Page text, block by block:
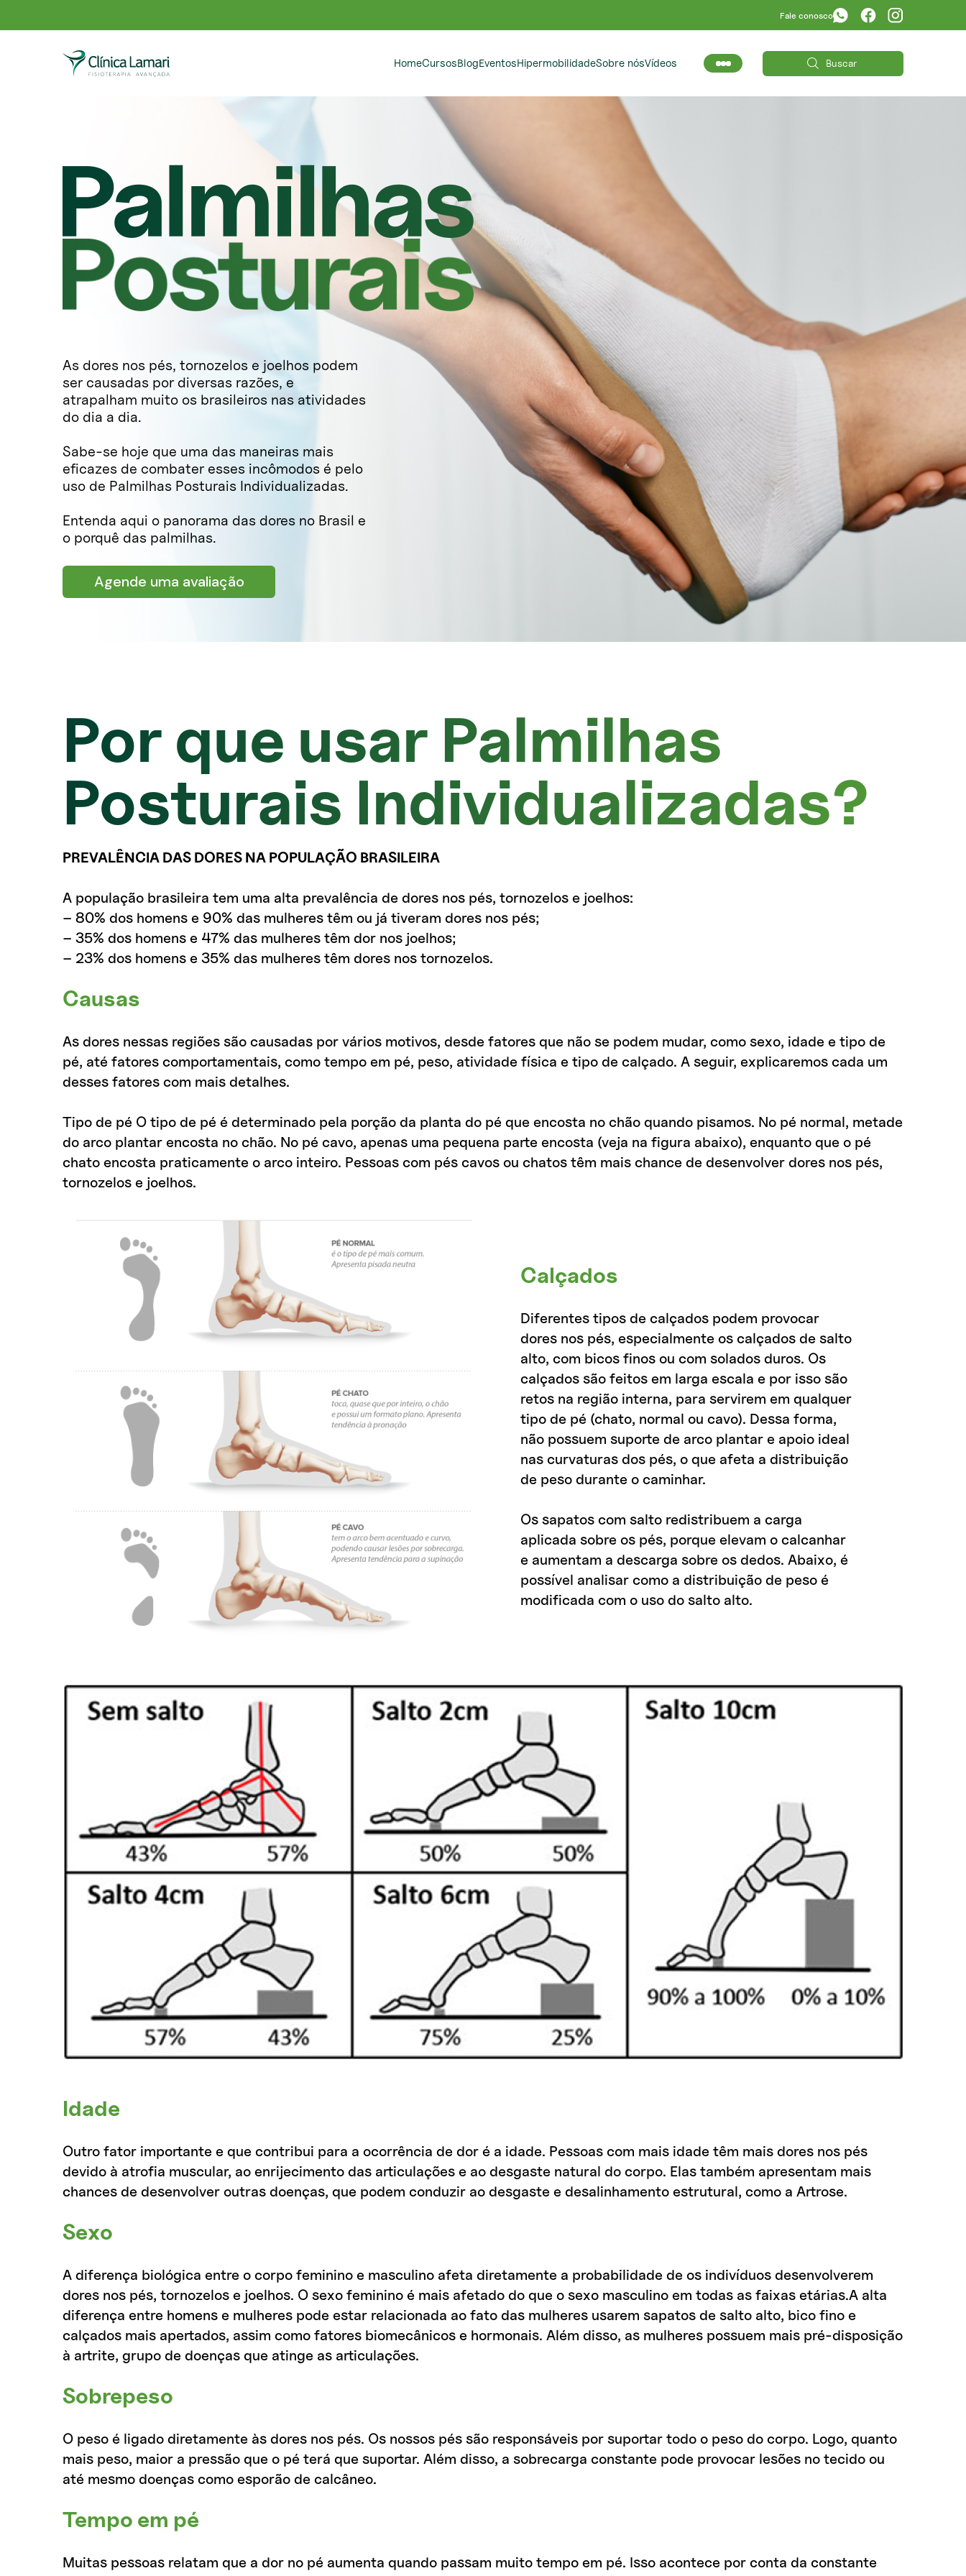
Fale conosco
HomeCursosBlogEventosHipermobilidadeSobre nósVídeos
As dores nos pés, tornozelos e joelhos podem
ser causadas por diversas razões, e
atrapalham muito os brasileiros nas atividades
do dia a dia.
Sabe-se hoje que uma das maneiras mais
eficazes de combater esses incômodos é pelo
uso de Palmilhas Posturais Individualizadas.
Entenda aqui o panorama das dores no Brasil e
o porquê das palmilhas.
Agende uma avaliação
Por que usar Palmilhas
Posturais Individualizadas?
PREVALÊNCIA DAS DORES NA POPULAÇÃO BRASILEIRA
A população brasileira tem uma alta prevalência de dores nos pés, tornozelos e joelhos:
– 80% dos homens e 90% das mulheres têm ou já tiveram dores nos pés;
– 35% dos homens e 47% das mulheres têm dor nos joelhos;
– 23% dos homens e 35% das mulheres têm dores nos tornozelos.
Causas
As dores nessas regiões são causadas por vários motivos, desde fatores que não se podem mudar, como sexo, idade e tipo de
pé, até fatores comportamentais, como tempo em pé, peso, atividade física e tipo de calçado. A seguir, explicaremos cada um
desses fatores com mais detalhes.
Tipo de pé O tipo de pé é determinado pela porção da planta do pé que encosta no chão quando pisamos. No pé normal, metade
do arco plantar encosta no chão. No pé cavo, apenas uma pequena parte encosta (veja na figura abaixo), enquanto que o pé
chato encosta praticamente o arco inteiro. Pessoas com pés cavos ou chatos têm mais chance de desenvolver dores nos pés,
tornozelos e joelhos.
Calçados
Diferentes tipos de calçados podem provocar
dores nos pés, especialmente os calçados de salto
alto, com bicos finos ou com solados duros. Os
calçados são feitos em larga escala e por isso são
retos na região interna, para servirem em qualquer
tipo de pé (chato, normal ou cavo). Dessa forma,
não possuem suporte de arco plantar e apoio ideal
nas curvaturas dos pés, o que afeta a distribuição
de peso durante o caminhar.
Os sapatos com salto redistribuem a carga
aplicada sobre os pés, porque elevam o calcanhar
e aumentam a descarga sobre os dedos. Abaixo, é
possível analisar como a distribuição de peso é
modificada com o uso do salto alto.
Idade
Outro fator importante e que contribui para a ocorrência de dor é a idade. Pessoas com mais idade têm mais dores nos pés
devido à atrofia muscular, ao enrijecimento das articulações e ao desgaste natural do corpo. Elas também apresentam mais
chances de desenvolver outras doenças, que podem conduzir ao desgaste e desalinhamento estrutural, como a Artrose.
Sexo
A diferença biológica entre o corpo feminino e masculino afeta diretamente a probabilidade de os indivíduos desenvolverem
dores nos pés, tornozelos e joelhos. O sexo feminino é mais afetado do que o sexo masculino em todas as faixas etárias.A alta
diferença entre homens e mulheres pode estar relacionada ao fato das mulheres usarem sapatos de salto alto, bico fino e
calçados mais apertados, assim como fatores biomecânicos e hormonais. Além disso, as mulheres possuem mais pré-disposição
à artrite, grupo de doenças que atinge as articulações.
Sobrepeso
O peso é ligado diretamente às dores nos pés. Os nossos pés são responsáveis por suportar todo o peso do corpo. Logo, quanto
mais peso, maior a pressão que o pé terá que suportar. Além disso, a sobrecarga constante pode provocar lesões no tecido ou
até mesmo doenças como esporão de calcâneo.
Tempo em pé
Muitas pessoas relatam que a dor no pé aumenta quando passam muito tempo em pé. Isso acontece por conta da constante